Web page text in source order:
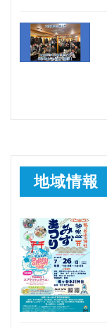
地域情報